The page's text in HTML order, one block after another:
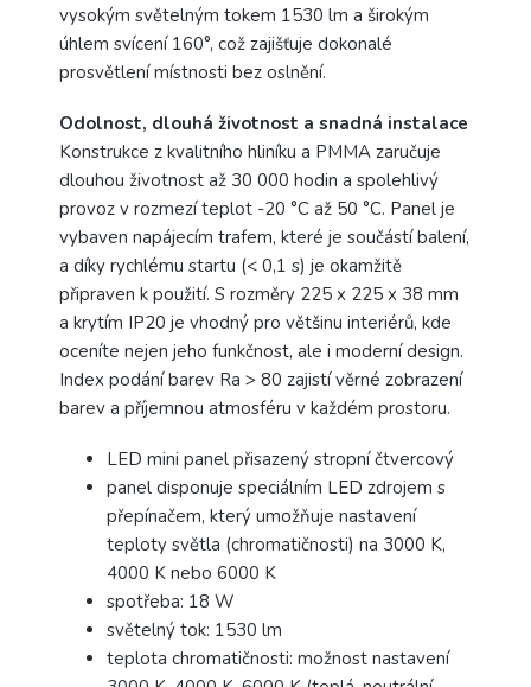
vysokým světelným tokem 1530 lm a širokým
úhlem svícení 160°, což zajišťuje dokonalé
prosvětlení místnosti bez oslnění.
Odolnost, dlouhá životnost a snadná instalace
Konstrukce z kvalitního hliníku a PMMA zaručuje
dlouhou životnost až 30 000 hodin a spolehlivý
provoz v rozmezí teplot -20 °C až 50 °C. Panel je
vybaven napájecím trafem, které je součástí balení,
a díky rychlému startu (< 0,1 s) je okamžitě
připraven k použití. S rozměry 225 x 225 x 38 mm
a krytím IP20 je vhodný pro většinu interiérů, kde
oceníte nejen jeho funkčnost, ale i moderní design.
Index podání barev Ra > 80 zajistí věrné zobrazení
barev a příjemnou atmosféru v každém prostoru.
LED mini panel přisazený stropní čtvercový
panel disponuje speciálním LED zdrojem s
přepínačem, který umožňuje nastavení
teploty světla (chromatičnosti) na 3000 K,
4000 K nebo 6000 K
spotřeba: 18 W
světelný tok: 1530 lm
teplota chromatičnosti: možnost nastavení